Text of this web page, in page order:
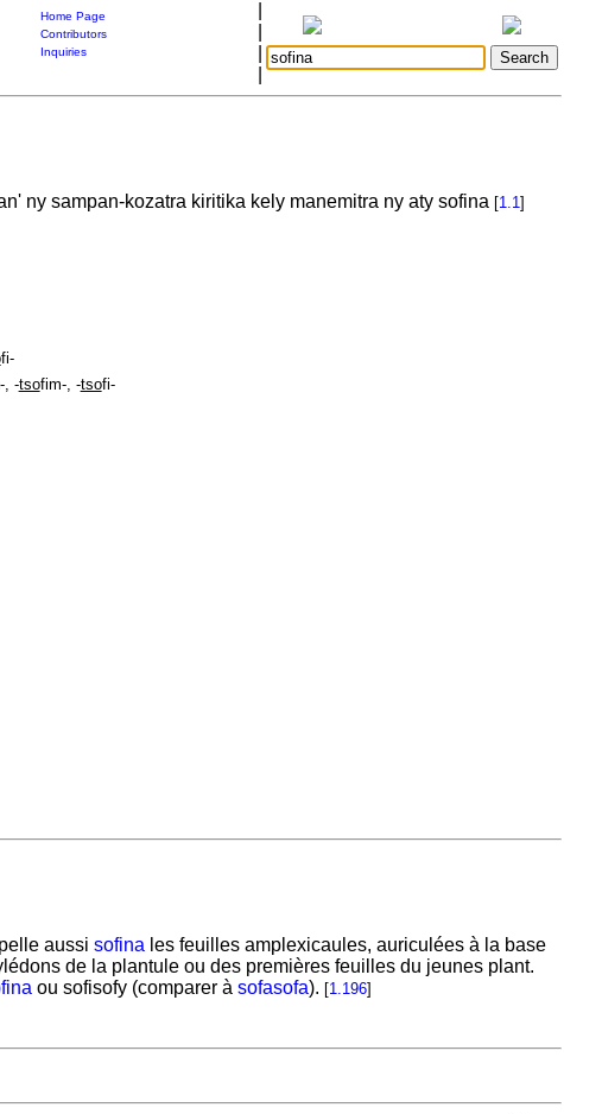
Home Page
Contributors
Inquiries
ny sampan-kozatra kiritika kely manemitra ny aty sofina [1.1]
fi-
, -tsofim-, -tsofi-
aussi sofina les feuilles amplexicaules, auriculées à la base
de la plantule ou des premières feuilles du jeunes plant.
ou sofisofy (comparer à sofasofa). [1.196]